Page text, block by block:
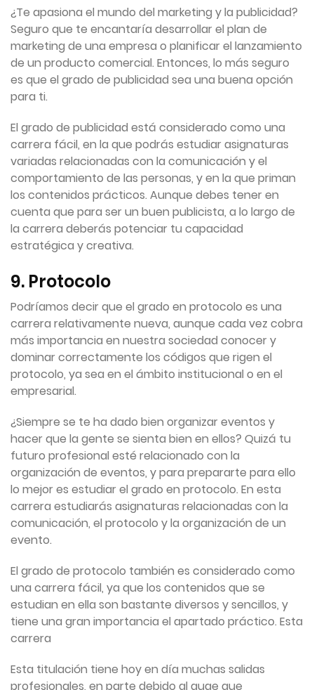
¿Te apasiona el mundo del marketing y la publicidad?
Seguro que te encantaría desarrollar el plan de
marketing de una empresa o planificar el lanzamiento
de un producto comercial. Entonces, lo más seguro
es que el grado de publicidad sea una buena opción
para ti.
El grado de publicidad está considerado como una
carrera fácil, en la que podrás estudiar asignaturas
variadas relacionadas con la comunicación y el
comportamiento de las personas, y en la que priman
los contenidos prácticos. Aunque debes tener en
cuenta que para ser un buen publicista, a lo largo de
la carrera deberás potenciar tu capacidad
estratégica y creativa.
9. Protocolo
Podríamos decir que el grado en protocolo es una
carrera relativamente nueva, aunque cada vez cobra
más importancia en nuestra sociedad conocer y
dominar correctamente los códigos que rigen el
protocolo, ya sea en el ámbito institucional o en el
empresarial.
¿Siempre se te ha dado bien organizar eventos y
hacer que la gente se sienta bien en ellos? Quizá tu
futuro profesional esté relacionado con la
organización de eventos, y para prepararte para ello
lo mejor es estudiar el grado en protocolo. En esta
carrera estudiarás asignaturas relacionadas con la
comunicación, el protocolo y la organización de un
evento.
El grado de protocolo también es considerado como
una carrera fácil, ya que los contenidos que se
estudian en ella son bastante diversos y sencillos, y
tiene una gran importancia el apartado práctico. Esta
carrera
Esta titulación tiene hoy en día muchas salidas
profesionales, en parte debido al auge que